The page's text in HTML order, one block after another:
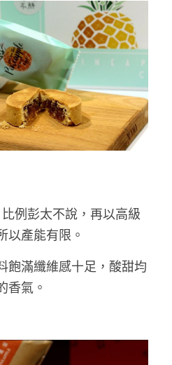
例彭太不說，再以高級
以產能有限。
飽滿纖維感十足，酸甜均
香氣。